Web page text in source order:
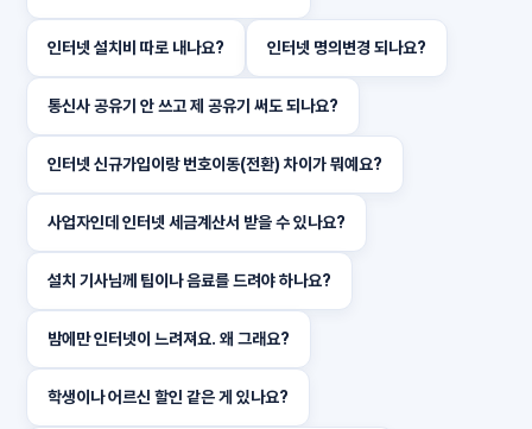
인터넷 설치비 따로 내나요? 인터넷 명의변경 되나요?
통신사 공유기 안 쓰고 제 공유기 써도 되나요?
인터넷 신규가입이랑 번호이동(전환) 차이가 뭐예요?
사업자인데 인터넷 세금계산서 받을 수 있나요?
설치 기사님께 팁이나 음료를 드려야 하나요?
밤에만 인터넷이 느려져요. 왜 그래요?
학생이나 어르신 할인 같은 게 있나요?